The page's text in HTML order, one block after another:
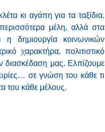
κι αγάπη για τα ταξίδια.
μέλη, αλλά στα
η δημιουργία κοινωνικών
χαρακτήρα, πολιτιστικό
διασκέδαση μας. Ελπίζουμε
σε γνώση του κάθε τι
του κάθε μέλους.